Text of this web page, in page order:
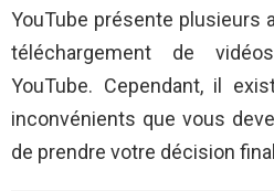
YouTube présente plusieurs
téléchargement de
YouTube. Cependant, il
inconvénients que vous
de prendre votre décision